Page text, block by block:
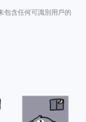
包含任何可識別用戶的